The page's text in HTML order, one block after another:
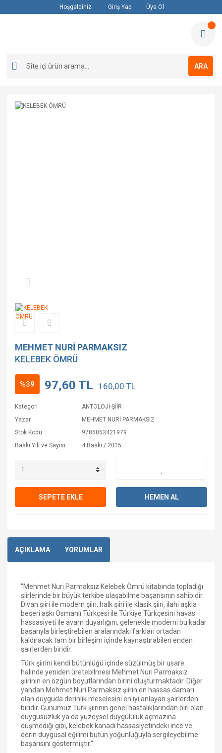
Hoşgeldiniz Giriş Yap Üye Ol
ARA
MEHMET NURİ PARMAKSIZ
KELEBEK ÖMRÜ
%39 97,60 TL 160,00 TL
Kategori
ANTOLOJİ-ŞİİR
Yazar
MEHMET NURİ PARMAKSIZ
Stok Kodu
9786053421979
Baskı Yılı ve Sayısı
4.Baskı / 2015
SEPETE EKLE HEMEN AL
AÇIKLAMA YORUMLAR
"Mehmet Nuri Parmaksız Kelebek Ömrü kitabında topladığı
şiirlerinde bir büyük terkibe ulaşabilme başarısının sahibidir.
Divan şiiri ile modern şiiri, halk şiiri ile klasik şiiri, ilahi aşkla
beşeri aşkı Osmanlı Türkçesi ile Türkiye Türkçesini havas
hassasiyeti ile avam duyarlığını, gelenekle moderni bu kadar
başarıyla birleştirebilen aralarındaki farkları ortadan
kaldıracak tam bir birleşim içinde kaynaştırabilen enden
şairlerden biridir.
Türk şiirini kendi bütünlüğü içinde süzülmüş bir usare
halinde yeniden üretebilmesi Mehmet Nuri Parmaksız
şiirinin en özgün boyutlarından birini oluşturmaktadır. Diğer
yandan Mehmet Nuri Parmaksız şiirin en hassas damarı
olan duyguda derinlik meselesini en iyi anlayan şairlerden
biridir. Günümüz Türk şiirinin genel hastalıklarından biri olan
duygusuzluk ya da yüzeysel duygululuk açmazına
düşmediği gibi, kelebek kanadı hassasiyetindeki ince ve
derin duygusal eğilimi bütün yoğunluğuyla sergileyebilme
başarısını göstermiştir."